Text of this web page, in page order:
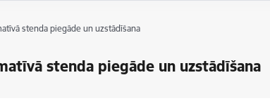
stenda piegāde un uzstādīšana
stenda piegāde un uzstādīšana